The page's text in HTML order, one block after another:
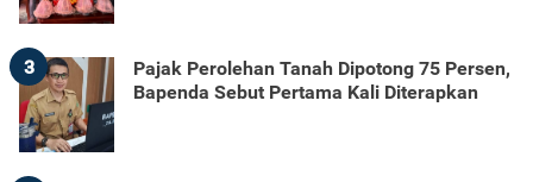
3
Pajak Perolehan Tanah Dipotong 75 Persen,
Bapenda Sebut Pertama Kali Diterapkan